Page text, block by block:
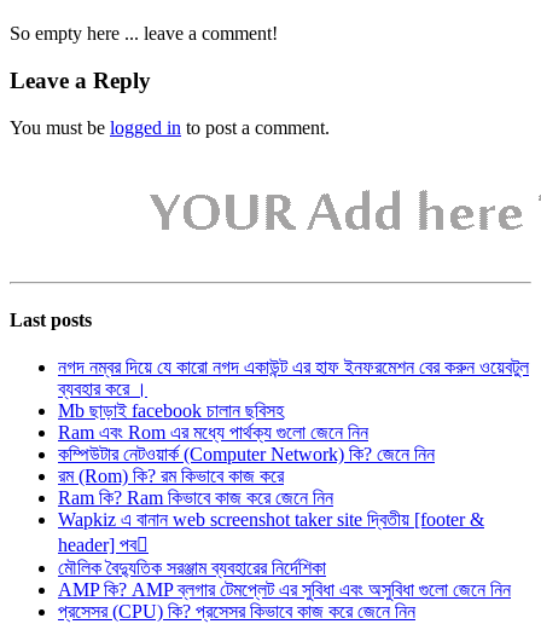
So empty here ... leave a comment!
Leave a Reply
You must be logged in to post a comment.
Last posts
নগদ নম্বর দিয়ে যে কারো নগদ একাউন্ট এর হাফ ইনফরমেশন বের করুন ওয়েবটুল
ব্যবহার করে ।
Mb ছাড়াই facebook চালান ছবিসহ
Ram এবং Rom এর মধ্যে পার্থক্য গুলো জেনে নিন
কম্পিউটার নেটওয়ার্ক (Computer Network) কি? জেনে নিন
রম (Rom) কি? রম কিভাবে কাজ করে
Ram কি? Ram কিভাবে কাজ করে জেনে নিন
Wapkiz এ বানান web screenshot taker site দ্বিতীয় [footer &
header] পব
মৌলিক বৈদ্যুতিক সরঞ্জাম ব্যবহারের নির্দেশিকা
AMP কি? AMP ব্লগার টেমপ্লেট এর সুবিধা এবং অসুবিধা গুলো জেনে নিন
প্রসেসর (CPU) কি? প্রসেসর কিভাবে কাজ করে জেনে নিন